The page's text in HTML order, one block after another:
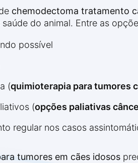
chemodectoma tratamento
do animal. Entre as
possível
(quimioterapia para tumores
(opções paliativas
regular nos casos
tumores em cães idosos